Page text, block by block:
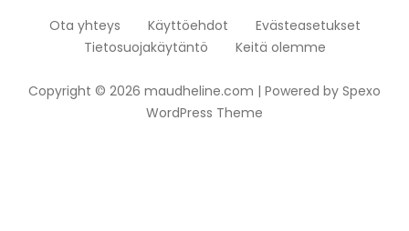
Copyright © 2026 maudheline.com | Powered by Spexo
WordPress Theme
Ota yhteys Käyttöehdot
Evästeasetukset
Tietosuojakäytäntö
Keitä olemme